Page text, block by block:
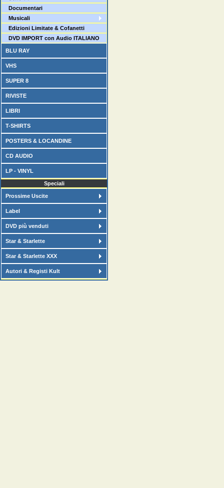
Documentari
Musicali
Edizioni Limitate & Cofanetti
DVD IMPORT con Audio ITALIANO
BLU RAY
VHS
SUPER 8
RIVISTE
LIBRI
T-SHIRTS
POSTERS & LOCANDINE
CD AUDIO
LP - VINYL
Speciali
Prossime Uscite
Label
DVD più venduti
Star & Starlette
Star & Starlette XXX
Autori & Registi Kult